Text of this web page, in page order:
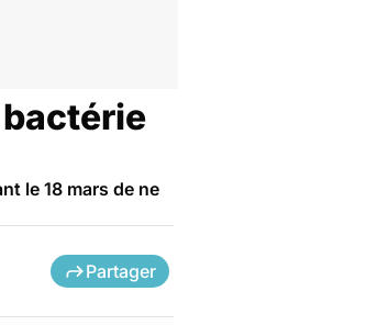
le 18 mars de ne
Partager